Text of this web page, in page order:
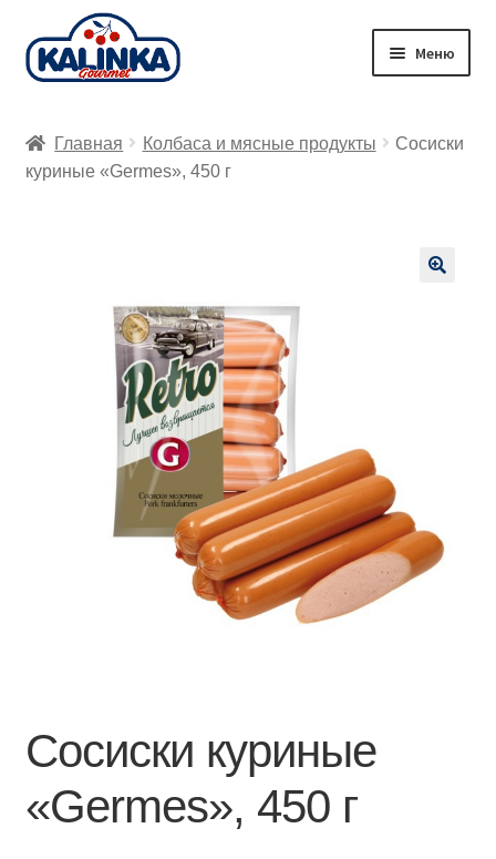
Перейти
к
Перейти
к
Меню
Заказ онлайн
Главная Колбаса и мясные продукты
Сосиски
куриные «Germes», 450 г
Сосиски куриные
«Germes», 450 г